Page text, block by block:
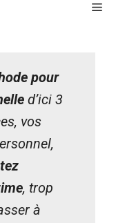
pour
d’ici 3
vos
, trop
à